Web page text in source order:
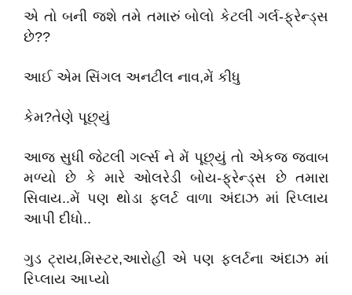
એ તો બની જશે તમે તમારું બોલો કેટલી ગર્લ-ફ્રેન્ડ્સ
છે??
આઈ એમ સિંગલ અનટીલ નાવ,મેં કીધુ
કેમ?તેણે પૂછ્યું
આજ સુધી જેટલી ગર્લ્સ ને મેં પૂછ્યું તો એકજ જવાબ
મળ્યો છે કે મારે ઓલરેડી બોય-ફ્રેન્ડ્સ છે તમારા
સિવાય..મેં પણ થોડા ફલર્ટ વાળા અંદાઝ માં રિપ્લાય
આપી દીધો..
ગુડ ટ્રાય,મિસ્ટર,આરોહી એ પણ ફલર્ટના અંદાઝ માં
રિપ્લાય આપ્યો